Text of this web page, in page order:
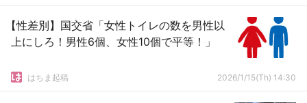
【性差別】国交省「女性トイレの数を男性以
上にしろ！男性6個、女性10個で平等！」
はちま起稿 2026/1/15(Th) 14:30